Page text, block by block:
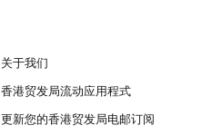
关于我们
香港贸发局流动应用程式
更新您的香港贸发局电邮订阅